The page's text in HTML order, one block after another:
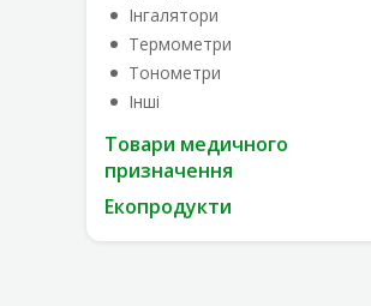
Інгалятори
Термометри
Тонометри
Інші
Товари медичного
призначення
Екопродукти